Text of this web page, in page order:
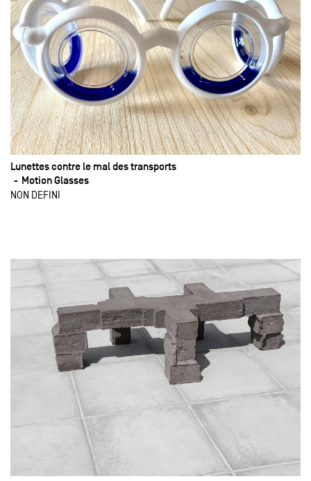
Lunettes contre le mal des transports
Motion Glasses
NON DEFINI